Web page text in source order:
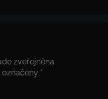
zveřejněna.
*